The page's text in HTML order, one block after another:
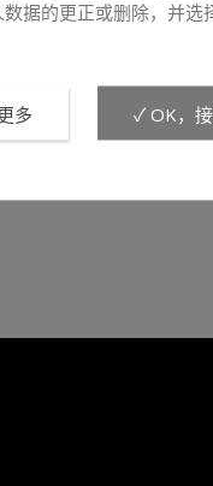
据的更正或删除，并选
多 ✓ OK，